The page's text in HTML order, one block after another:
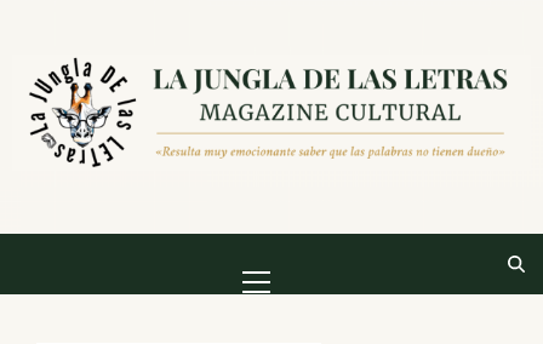
contenido
Menú
principal